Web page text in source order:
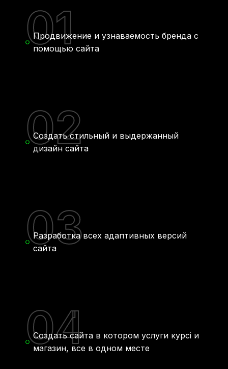
01
Продвижение и узнаваемость бренда с
помощью сайта
02
Создать стильный и выдержанный
дизайн сайта
03
Разработка всех адаптивных версий
сайта
04
Создать сайта в котором услуги курсі и
магазин, все в одном месте